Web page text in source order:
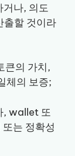
나, 의도
출할 것이라
큰의 가치,
체의 보증;
, wallet 또
는 정확성